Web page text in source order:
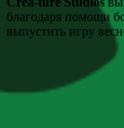
благодаря помощи
выпустить игру